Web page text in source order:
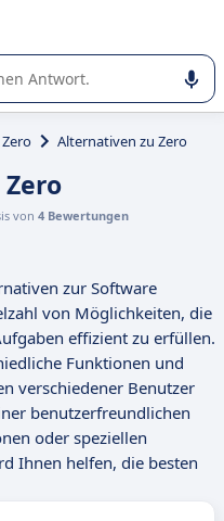
oder Auswahl
Zero Alternativen zu Zero
von 4 Bewertungen
zur Software
von Möglichkeiten, die
effizient zu erfüllen.
Funktionen und
verschiedener Benutzer
benutzerfreundlichen
oder speziellen
Ihnen helfen, die besten